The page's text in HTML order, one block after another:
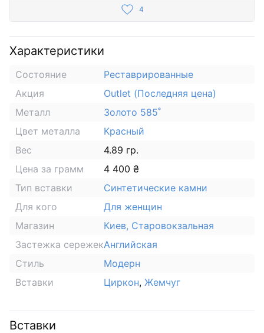
4
Характеристики
Состояние
Реставрированные
Акция
Outlet (Последняя цена)
Металл
Золото 585˚
Цвет металла
Красный
Вес
4.89 гр.
Цена за грамм
4 400 ₴
Тип вставки
Синтетические камни
Для кого
Для женщин
Магазин
Киев, Старовокзальная
Застежка сережекАнглийская
Стиль
Модерн
Вставки
Циркон, Жемчуг
Вставки